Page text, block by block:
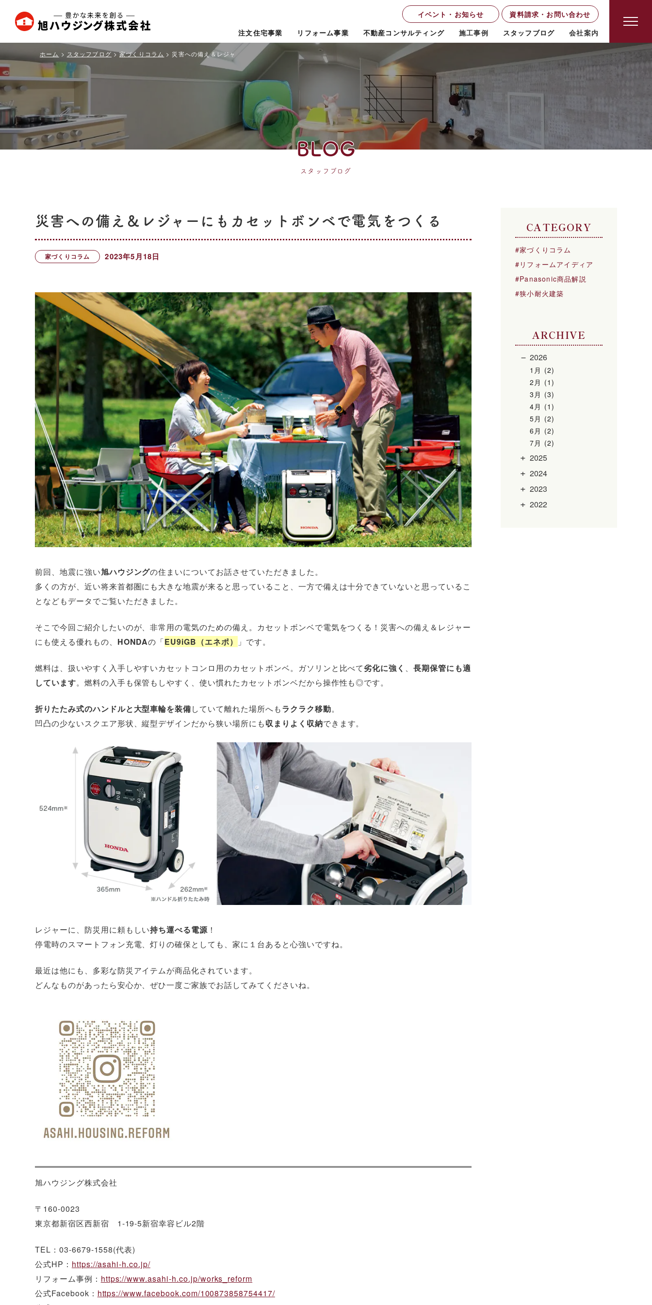
旭
ハ
ウ
ジ
グ
式
会
社
イベント・お知らせ
資料請求・お問い合わせ
注文住宅事業
リフォーム事業 不動産コンサルティング 施工事例 スタッフブログ 会社案内
ホーム スタッフブログ 家づくりコラム 災害への備え＆レジャーにもカセットボンベで電気をつくる
BLOG
スタッフブログ
CATEGORY
家づくりコラム
リフォームアイディア
Panasonic商品解説
狭小耐火建築
ARCHIVE
2026
1月 (2)
2月 (1)
3月 (3)
4月 (1)
5月 (2)
6月 (2)
7月 (2)
2025
2024
2023
2022
災害への備え＆レジャーにもカセットボンベで電気をつくる
家づくりコラム 2023年5月18日
前回、地震に強い旭ハウジングの住まいについてお話させていただきました。
多くの方が、近い将来首都圏にも大きな地震が来ると思っていること、一方で備えは十分できていないと思っているこ
となどもデータでご覧いただきました。
そこで今回ご紹介したいのが、非常用の電気のための備え。カセットボンベで電気をつくる！災害への備え＆レジャー
にも使える優れもの、 HONDAの「EU9iGB（エネポ） 」です。
燃料は、扱いやすく入手しやすいカセットコンロ用のカセットボンベ。ガソリンと比べて劣化に強く 、長期保管にも適
しています。燃料の入手も保管もしやすく、使い慣れたカセットボンベだから操作性も◎です。
折りたたみ式のハンドルと大型車輪を装備していて離れた場所へもラクラク移動。
凹凸の少ないスクエア形状、縦型デザインだから狭い場所にも収まりよく収納できます。
レジャーに、防災用に頼もしい持ち運べる電源 ！
停電時のスマートフォン充電、灯りの確保としても、家に１台あると心強いですね。
最近は他にも、多彩な防災アイテムが商品化されています。
どんなものがあったら安心か、ぜひ一度ご家族でお話してみてくださいね。
旭ハウジング株式会社
〒160-0023
東京都新宿区西新宿 1-19-5新宿幸容ビル2階
TEL：03-6679-1558(代表)
公式HP： https://asahi-h.co.jp/
リフォーム事例： https://www.asahi-h.co.jp/works_reform
公式Facebook： https://www.facebook.com/100873858754417/